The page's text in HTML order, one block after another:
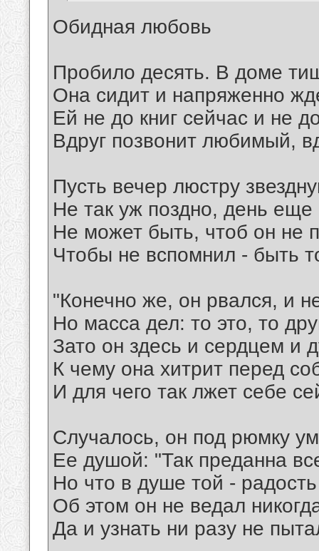
Обидная любовь
Пробило десять. В доме
Она сидит и напряженно
Ей не до книг сейчас и не
Вдруг позвонит любимый,
Пусть вечер люстру
Не так уж поздно, день еще
Не может быть, чтоб он не
Чтобы не вспомнил - быть
"Конечно же, он рвался, и
Но масса дел: то это, то
Зато он здесь и сердцем и
К чему она хитрит перед
И для чего так лжет себе
Случалось, он под рюмку
Ее душой: "Так преданна
Но что в душе той -
Об этом он не ведал
Да и узнать ни разу не